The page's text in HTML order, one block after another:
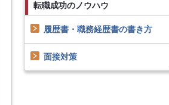
転職成功のノウハウ
履歴書・職務経歴書の書き方
面接対策